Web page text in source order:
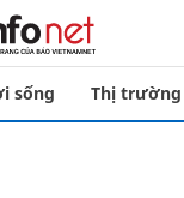
sống Thị trường